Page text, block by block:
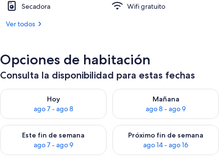
Secadora
Wifi gratuito
Ver todos
Opciones de habitación
Consulta la disponibilidad para estas fechas
Hoy
ago 7 - ago 8
Consulta la disponibilidad para hoy ago 7 - ago 8
Mañana
ago 8 - ago 9
Consulta la disponibilidad
Este fin de semana
ago 7 - ago 9
Consulta la disponibilidad para este fin de semana ago 7 -
Próximo fin de semana
ago 14 - ago 16
Consulta la disponibilidad